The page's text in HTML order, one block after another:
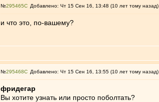
№295465 Добавлено: Чт 15 Сен 16, 13:48 (10 лет тому назад)
и что это, по-вашему?
№295468 Добавлено: Чт 15 Сен 16, 13:55 (10 лет тому назад)
фридегар
Вы хотите узнать или просто поболтать?